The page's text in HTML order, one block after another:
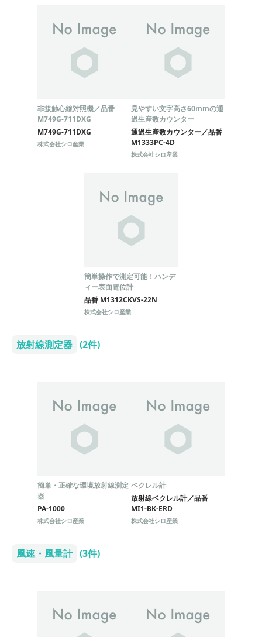
非接触心線対照機／品番
M749G-711DXG
M749G-711DXG
株式会社シロ産業
見やすい文字高さ60mmの通
過生産数カウンター
通過生産数カウンター／品番
M1333PC-4D
株式会社シロ産業
簡単操作で測定可能！ハンデ
ィー表面電位計
品番 M1312CKVS-22N
株式会社シロ産業
放射線測定器 (2件)
簡単・正確な環境放射線測定
器
PA-1000
株式会社シロ産業
ベクレル計
放射線ベクレル計／品番
MI1-BK-ERD
株式会社シロ産業
風速・風量計 (3件)